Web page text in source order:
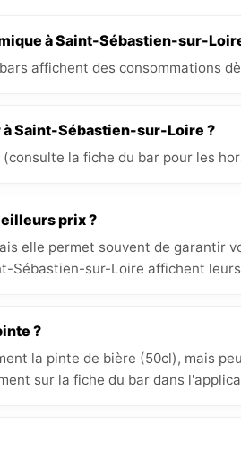
à Saint-Sébastien-sur-
affichent des consommations
à Saint-Sébastien-sur-Loire ?
la fiche du bar pour les
prix ?
elle permet souvent de garantir
Sébastien-sur-Loire affichent
?
la pinte de bière (50cl), mais
sur la fiche du bar dans